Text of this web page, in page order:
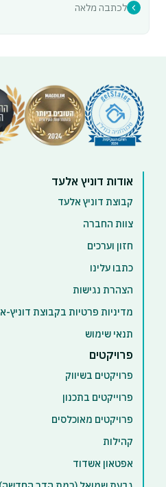
לכתבה מלאה
אודות דוניץ אלעד
קבוצת דוניץ אלעד
צוות החברה
חזון וערכים
כתבו עלינו
הצהרת נגישות
מדיניות פרטיות בקבוצת דוניץ-
תנאי שימוש
פרויקטים
פרויקטים בשיווק
פרוייקטים בתכנון
פרויקטים מאוכלסים
קהילות
אפטאון אשדוד